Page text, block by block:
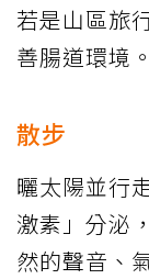
若是山區旅
善腸道環境。
散步
曬太陽並行
激素」分泌
然的聲音、